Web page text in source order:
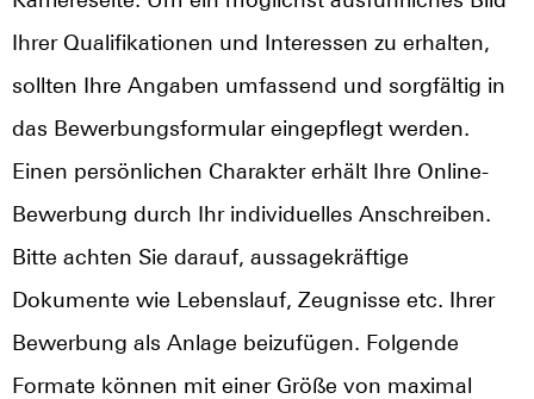
Ihrer Qualifikationen und Interessen zu erhalten,
sollten Ihre Angaben umfassend und sorgfältig in
das Bewerbungsformular eingepflegt werden.
Einen persönlichen Charakter erhält Ihre Online-
Bewerbung durch Ihr individuelles Anschreiben.
Bitte achten Sie darauf, aussagekräftige
Dokumente wie Lebenslauf, Zeugnisse etc. Ihrer
Bewerbung als Anlage beizufügen. Folgende
Formate können mit einer Größe von maximal